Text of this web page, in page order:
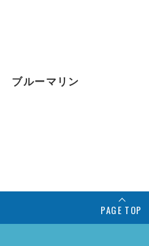
ブルーマリン
PAGE TOP